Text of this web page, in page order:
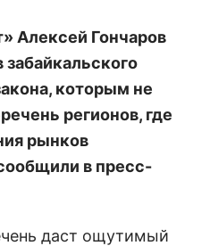
Алексей Гончаров
которым не
регионов, где
рынков
в пресс-
даст ощутимый